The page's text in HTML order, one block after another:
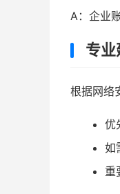
A：企业
专业
根据网络
优
如
重